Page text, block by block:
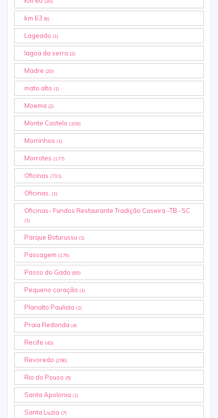
(39)
km 63 (6)
Lageado (1)
lagoa da serra (2)
Madre (20)
mato alto (1)
Moema (2)
Monte Castelo (198)
Morrinhos (1)
Morrotes (177)
Oficinas (731)
Oficinas, (1)
Oficinas- Fundos Restaurante Tradição Caseira -TB -SC
(1)
Parque Boturussu (1)
Passagem (179)
Passo do Gado (88)
Pequeno coração (1)
Planalto Paulista (1)
Praia Redonda (4)
Recife (43)
Revoredo (256)
Rio do Pouso (5)
Santa Apolonia (1)
Santa Luzia (7)